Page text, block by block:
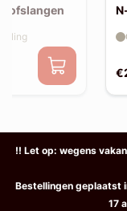
!! Let op: wegens
Bestellingen geplaatst
17